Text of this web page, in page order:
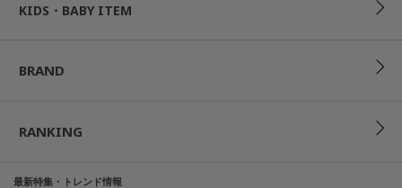
KIDS・BABY ITEM
BRAND
RANKING
最新特集・トレンド情報